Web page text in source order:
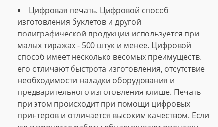
Цифровая печать. Цифровой способ
изготовления буклетов и другой
полиграфической продукции используется при
малых тиражах - 500 штук и менее. Цифровой
способ имеет несколько весомых преимуществ,
его отличают быстрота изготовления, отсутствие
необходимости наладки оборудования и
предварительного изготовления клише. Печать
при этом происходит при помощи цифровых
принтеров и отличается высоким качеством. Если